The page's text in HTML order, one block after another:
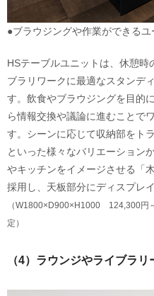
●ブラウジングや作業ができる
HSテーブルユニットは、休憩
ブラリワークに最適なスタンデ
す。飲食やブラウジングを目的
ら情報交換や議論に進むことで
す。シーンに応じて収納部をト
といった様々なバリエーション
やキッチンをイメージさせる「
採用し、天板部分にディスプレ
（W1800×D900×H1000 124,300
定）
（4）ラウンジやライブラ